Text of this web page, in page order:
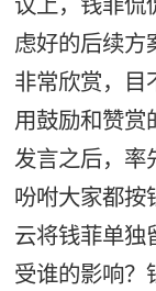
虑好的后续方
非常欣赏，目
用鼓励和赞赏
发言之后，率
吩咐大家都按
云将钱菲单独
受谁的影响？